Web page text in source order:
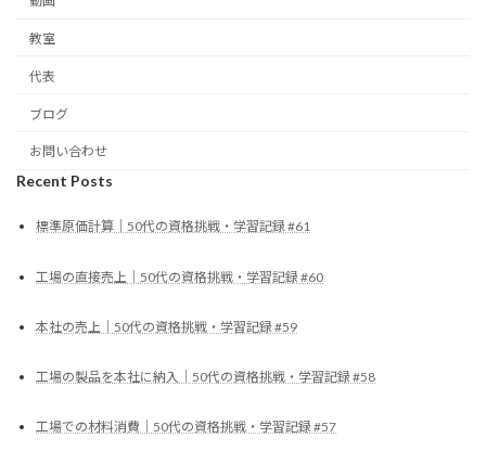
教室
代表
ブログ
お問い合わせ
Recent Posts
標準原価計算｜50代の資格挑戦・学習記録 #61
工場の直接売上｜50代の資格挑戦・学習記録 #60
本社の売上｜50代の資格挑戦・学習記録 #59
工場の製品を本社に納入｜50代の資格挑戦・学習記録 #58
工場での材料消費｜50代の資格挑戦・学習記録 #57